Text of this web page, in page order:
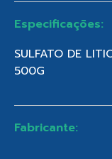
Especificações:
SULFATO DE
500G
Fabricante: